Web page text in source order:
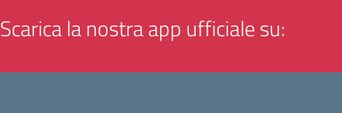
Scarica la nostra app ufficiale su: